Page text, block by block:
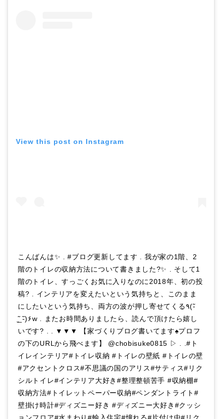
View this post on Instagram
こんばんは✨ . #ブログ更新してます . 我が家の1階、2
階のトイレの収納方法について書きました?✨ . そして1
階のトイレ、すっごくお気に入りなのに2018年、初の投
稿? . インテリアを変えたいという気持ちと、このまま
にしたいという気持ち、両方の波が押し寄せてくる٩(-̃
_̮̮̃-̃)۶w . またお時間ありましたら、読んで頂けたら嬉し
いです? . . ▼▼▼ 【家づくりブログ書いてます♠︎プロフ
の下のURLから飛べます】 @chobisuke0815 ▷ . .#ト
イレインテリア#トイレ収納 #トイレの壁紙 #トイレの壁
#アクセントクロス#不思議の国のアリス#サティス#リク
シルトイレ#インテリア大好き#整理整頓苦手 #収納棚#
収納方法#トイレットペーパー収納#ペンダントライト#
壁掛け時計#ディズニー好き #ディズニー大好き#クッシ